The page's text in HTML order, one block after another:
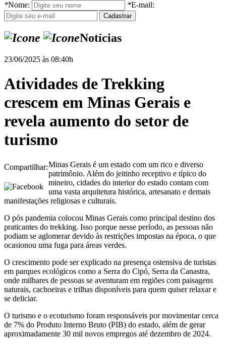
*Nome: *E-mail:
Notícias
23/06/2025 às 08:40h
Atividades de Trekking
crescem em Minas Gerais e
revela aumento do setor de
turismo
Compartilhar:Minas Gerais é um estado com um rico e diverso
patrimônio. Além do jeitinho receptivo e típico do
mineiro, cidades do interior do estado contam com
uma vasta arquitetura histórica, artesanato e demais
manifestações religiosas e culturais.
O pós pandemia colocou Minas Gerais como principal destino dos
praticantes do trekking. Isso porque nesse período, as pessoas não
podiam se aglomerar devido às restrições impostas na época, o que
ocasionou uma fuga para áreas verdes.
O crescimento pode ser explicado na presença ostensiva de turistas
em parques ecológicos como a Serra do Cipó, Serra da Canastra,
onde milhares de pessoas se aventuram em regiões com paisagens
naturais, cachoeiras e trilhas disponíveis para quem quiser relaxar e
se deliciar.
O turismo e o ecoturismo foram responsáveis por movimentar cerca
de 7% do Produto Interno Bruto (PIB) do estado, além de gerar
aproximadamente 30 mil novos empregos até dezembro de 2024.